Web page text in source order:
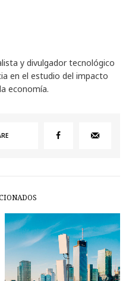
y divulgador tecnológico
en el estudio del impacto
economía.